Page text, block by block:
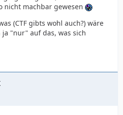
nicht machbar gewesen
(CTF gibts wohl auch?) wäre
"nur" auf das, was sich